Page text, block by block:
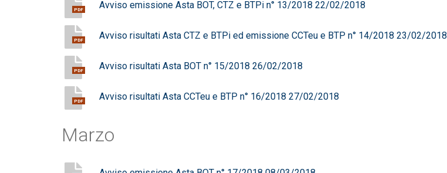
PDF Avviso emissione Asta BOT, CTZ e BTPi n° 13/2018 22/02/2018
PDF Avviso risultati Asta CTZ e BTPi ed emissione CCTeu e BTP n° 14/2018 23/02/2018
PDF Avviso risultati Asta BOT n° 15/2018 26/02/2018
PDF Avviso risultati Asta CCTeu e BTP n° 16/2018 27/02/2018
Marzo